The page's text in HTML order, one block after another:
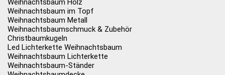
Weihnachtsbaum Holz
Weihnachtsbaum im Topf
Weihnachtsbaum Metall
Weihnachtsbaumschmuck & Zubehör
Christbaumkugeln
Led Lichterkette Weihnachtsbaum
Weihnachtsbaum Lichterkette
Weihnachtsbaum-Ständer